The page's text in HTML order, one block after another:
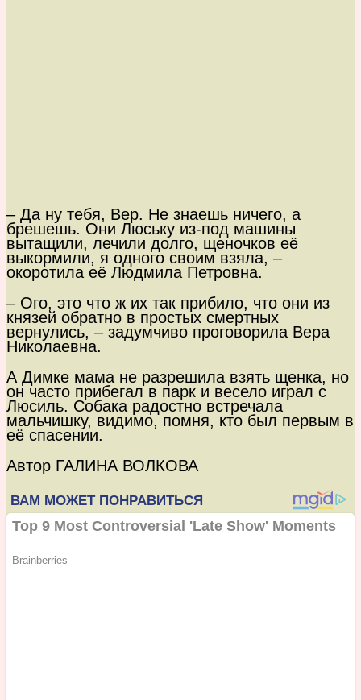
– Да ну тебя, Вер. Не знаешь ничего, а
брешешь. Они Люську из-под машины
вытащили, лечили долго, щеночков её
выкормили, я одного своим взяла, –
окоротила её Людмила Петровна.
– Ого, это что ж их так прибило, что они из
князей обратно в простых смертных
вернулись, – задумчиво проговорила Вера
Николаевна.
А Димке мама не разрешила взять щенка, но
он часто прибегал в парк и весело играл с
Люсиль. Собака радостно встречала
мальчишку, видимо, помня, кто был первым в
её спасении.
Автор ГАЛИНА ВОЛКОВА